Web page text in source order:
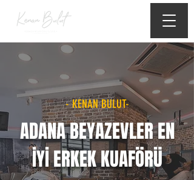
- KENAN BULUT-
ADANA BEYAZEVLER EN
İYİ ERKEK KUAFÖRÜ